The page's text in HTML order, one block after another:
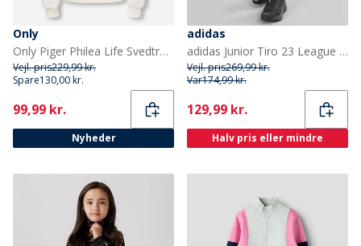
Only
Only Piger Philea Life Svedtrøje Cloud Dancer
Vejl. pris229,99 kr.
Spare130,00 kr.
Current
99,99 kr.
Nyheder
adidas
adidas Junior Tiro 23 League træningsbukser Sort
Vejl. pris269,99 kr.
Var174,99 kr.
Current
129,99 kr.
Halv pris eller mindre